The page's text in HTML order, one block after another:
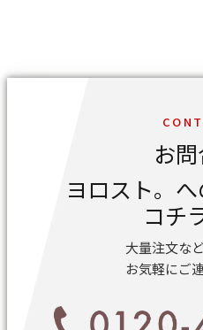
お
ヨロスト。
コチ
大量注文な
お気軽にご